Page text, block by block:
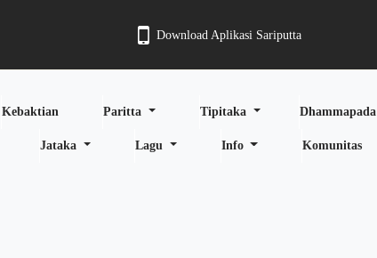
Download Aplikasi Sariputta
Kebaktian Paritta Tipitaka Dhammapada
Jataka Lagu Info Komunitas